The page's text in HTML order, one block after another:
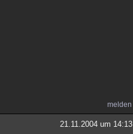
melden
21.11.2004 um 14:13